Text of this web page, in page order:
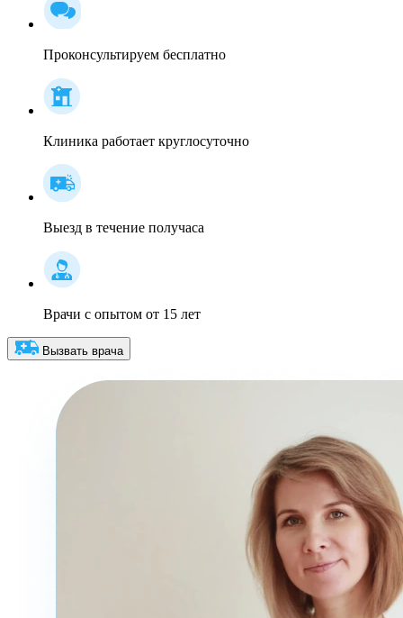
Проконсультируем бесплатно
Клиника работает круглосуточно
Выезд в течение получаса
Врачи с опытом от 15 лет
Вызвать врача